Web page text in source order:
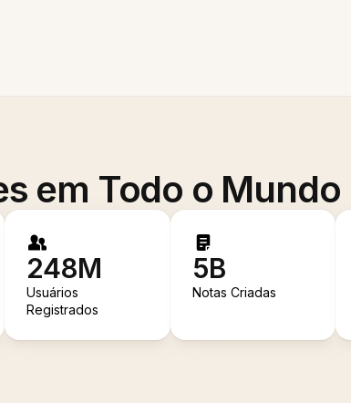
em Todo o Mundo
248M
Usuários
Registrados
5B
Notas Criadas